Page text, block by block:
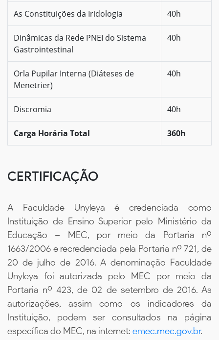
As Constituições da Iridologia 40h
Dinâmicas da Rede PNEI do Sistema
Gastrointestinal
40h
Orla Pupilar Interna (Diáteses de
Menetrier)
40h
Discromia 40h
Carga Horária Total 360h
CERTIFICAÇÃO
A Faculdade Unyleya é credenciada como
Instituição de Ensino Superior pelo Ministério da
Educação – MEC, por meio da Portaria nº
1663/2006 e recredenciada pela Portaria nº 721, de
20 de julho de 2016. A denominação Faculdade
Unyleya foi autorizada pelo MEC por meio da
Portaria nº 423, de 02 de setembro de 2016. As
autorizações, assim como os indicadores da
Instituição, podem ser consultados na página
específica do MEC, na internet: emec.mec.gov.br.